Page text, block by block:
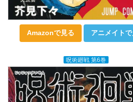
Amazonで見る アニメイト
呪術廻戦 第6巻